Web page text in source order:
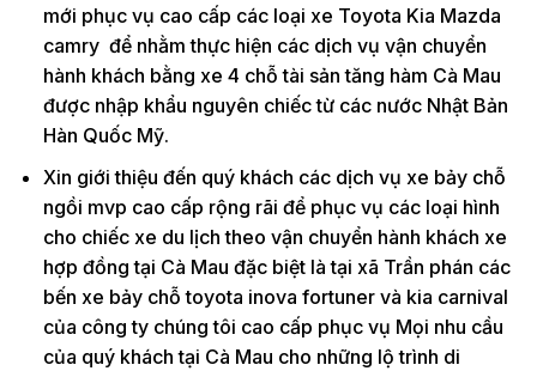
mới phục vụ cao cấp các loại xe Toyota Kia Mazda
camry để nhằm thực hiện các dịch vụ vận chuyển
hành khách bằng xe 4 chỗ tài sản tăng hàm Cà Mau
được nhập khẩu nguyên chiếc từ các nước Nhật Bản
Hàn Quốc Mỹ.
Xin giới thiệu đến quý khách các dịch vụ xe bảy chỗ
ngồi mvp cao cấp rộng rãi để phục vụ các loại hình
cho chiếc xe du lịch theo vận chuyển hành khách xe
hợp đồng tại Cà Mau đặc biệt là tại xã Trần phán các
bến xe bảy chỗ toyota inova fortuner và kia carnival
của công ty chúng tôi cao cấp phục vụ Mọi nhu cầu
của quý khách tại Cà Mau cho những lộ trình di